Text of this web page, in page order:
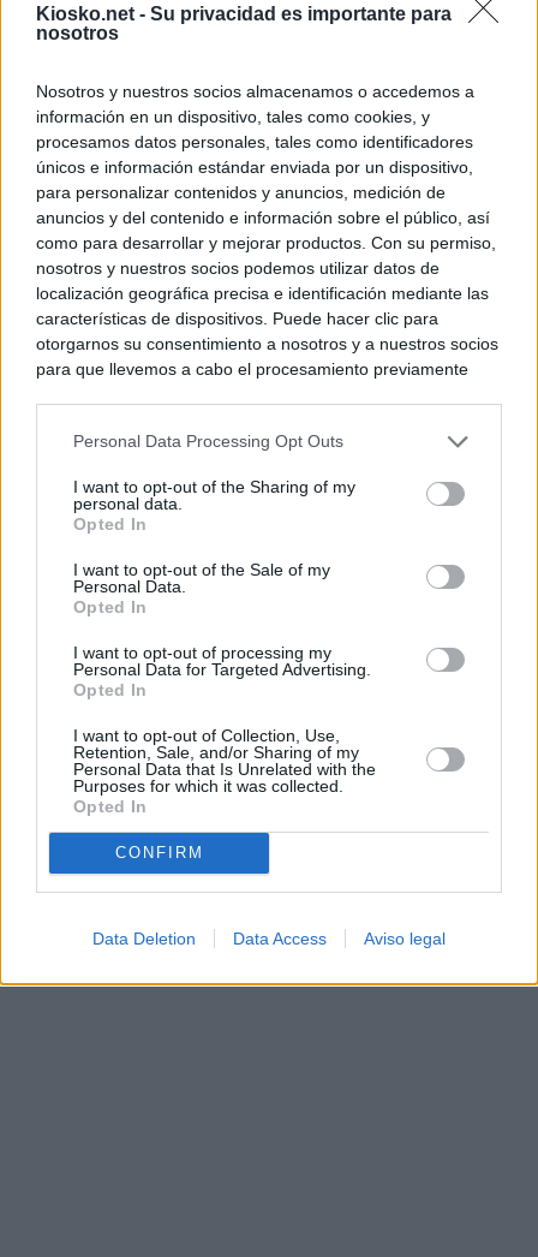
Kiosko.net - Su privacidad es importante para
nosotros
Nosotros y nuestros socios almacenamos o accedemos a
información en un dispositivo, tales como cookies, y
procesamos datos personales, tales como identificadores
únicos e información estándar enviada por un dispositivo,
para personalizar contenidos y anuncios, medición de
anuncios y del contenido e información sobre el público, así
como para desarrollar y mejorar productos. Con su permiso,
nosotros y nuestros socios podemos utilizar datos de
localización geográfica precisa e identificación mediante las
características de dispositivos. Puede hacer clic para
otorgarnos su consentimiento a nosotros y a nuestros socios
para que llevemos a cabo el procesamiento previamente
negar su consentimiento. Tenga en cuenta que algún
de su consentimiento, pero usted tiene el derecho de
rechazar tal procesamiento. Sus preferencias se aplicarán
cualquier momento entrando de nuevo en este sitio web o
visitando nuestra política de privacidad.
Personal Data Processing Opt Outs
I want to opt-out of the Sharing of my
personal data.
Opted In
I want to opt-out of the Sale of my
Personal Data.
Opted In
I want to opt-out of processing my
Personal Data for Targeted Advertising.
Opted In
I want to opt-out of Collection, Use,
Retention, Sale, and/or Sharing of my
Personal Data that Is Unrelated with the
Purposes for which it was collected.
Opted In
CONFIRM
Data Deletion Data Access Aviso legal